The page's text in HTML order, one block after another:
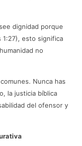
dignidad porque
1:27), esto significa
no
Nunca has
la justicia bíblica
del ofensor y